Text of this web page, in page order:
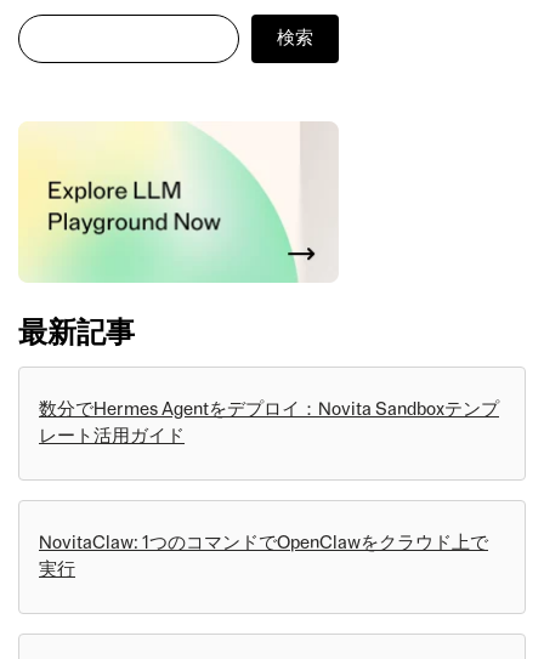
検索
検索
最新記事
数分でHermes Agentをデプロイ：Novita Sandboxテンプ
レート活用ガイド
NovitaClaw: 1つのコマンドでOpenClawをクラウド上で
実行